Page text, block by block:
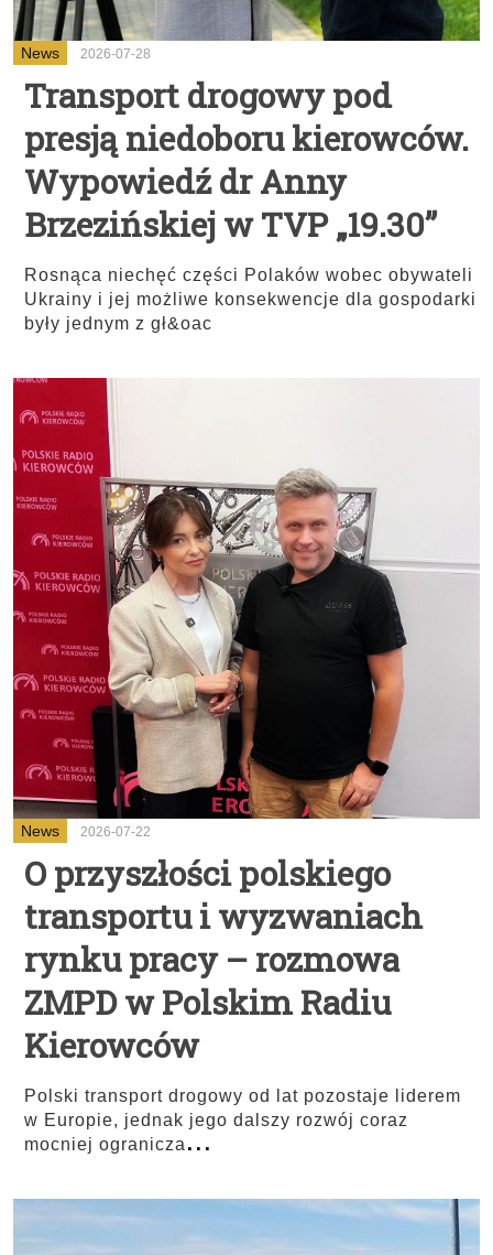
News 2026-07-28
Transport drogowy pod
presją niedoboru kierowców.
Wypowiedź dr Anny
Brzezińskiej w TVP „19.30”
Rosnąca niechęć części Polaków wobec obywateli
Ukrainy i jej możliwe konsekwencje dla gospodarki
były jednym z gł&oac
News 2026-07-22
O przyszłości polskiego
transportu i wyzwaniach
rynku pracy – rozmowa
ZMPD w Polskim Radiu
Kierowców
Polski transport drogowy od lat pozostaje liderem
w Europie, jednak jego dalszy rozwój coraz
mocniej ogranicza ...